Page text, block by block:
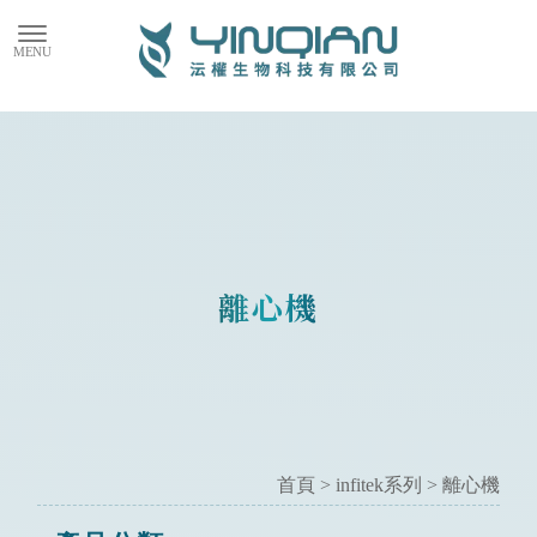
離心機
首頁> infitek系列 > 離心機